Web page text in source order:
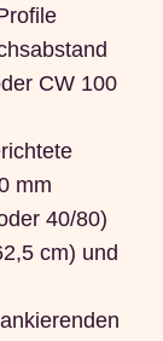
CW 100
mm
40/80)
cm) und